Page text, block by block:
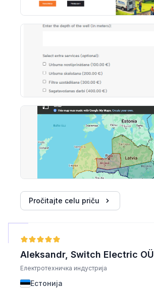
Pročitajte celu priču
Aleksandr, Switch Electric OÜ
Електротехничка индустрија
Естонија